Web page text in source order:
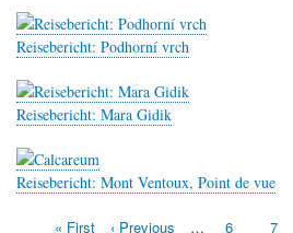
Reisebericht: Podhorní vrch
Reisebericht: Mara Gidik
Reisebericht: Mont Ventoux, Point de vue
Erste
« First
Vorherige
‹ Previous … Seite
6 Seite
7